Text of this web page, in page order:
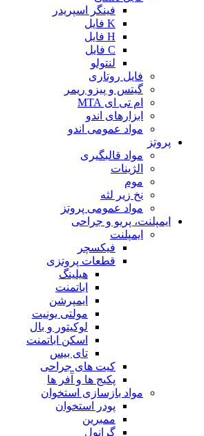
فینگر اسپریدر
K فایل
H فایل
C فایل
لنتولو
فایل روتاری
گیتس و پیزو ریمر
ام تی ای MTA
ابزارهای اندو
مواد عمومی اندو
پروتز
مواد قالبگیری
الژینات
موم
نخ زیر لثه
مواد عمومی پروتز
ایمپلنت، پریو و جراحی
ایمپلنت
فیکسچر
قطعات پروتزی
هیلینگ
اباتمنت
ایمپرشن
مولتی یونیت
لوکیتور و بال
اسکن اباتمنت
تای بیس
کیت های جراحی
پکیج ها و آفر ها
مواد بازسازی استخوان
پودر استخوان
ممبرین
گرانول